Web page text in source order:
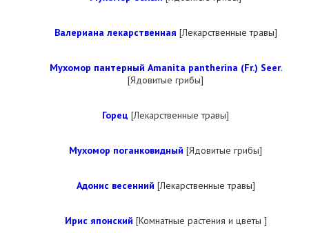
Валериана лекарственная [Лекарственные травы]
Мухомор пантерный Amanita pantherina (Fr.) Seer.
[Ядовитые грибы]
Горец [Лекарственные травы]
Мухомор поганковидный [Ядовитые грибы]
Адонис весенний [Лекарственные травы]
Ирис японский [Комнатные растения и цветы ]